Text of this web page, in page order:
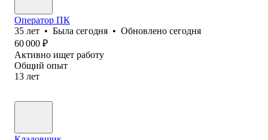
Оператор ПК
35 лет • Была сегодня • Обновлено сегодня
60 000 ₽
Активно ищет работу
Общий опыт
13 лет